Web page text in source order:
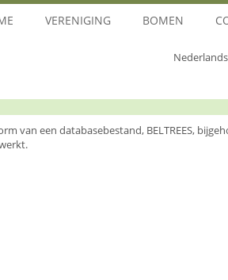
Nederlands
VERENIGING BOMEN
van een databasebestand, BELTREES,